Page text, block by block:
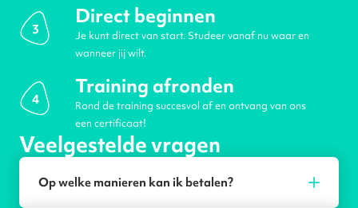
3
Direct beginnen
Je kunt direct van start. Studeer vanaf nu waar en
wanneer jij wilt.
4
Training afronden
Rond de training succesvol af en ontvang van ons
een certificaat!
Veelgestelde vragen
Op welke manieren kan ik betalen?